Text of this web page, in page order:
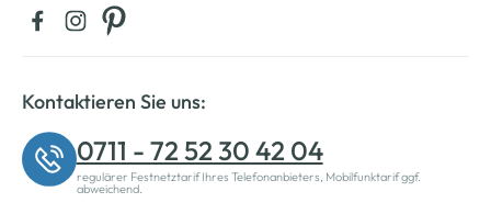
Kontaktieren Sie uns:
0711 - 72 52 30 42 04
regulärer Festnetztarif Ihres Telefonanbieters, Mobilfunktarif ggf.
abweichend.